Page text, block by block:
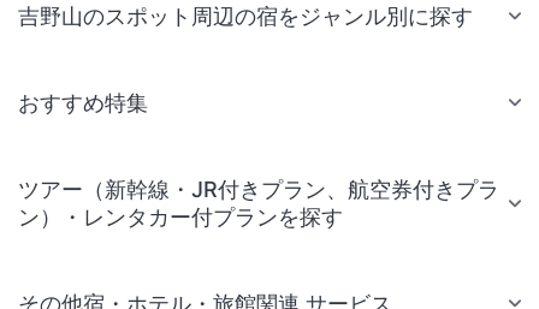
吉野山のスポット周辺の宿をジャンル別に探す
おすすめ特集
ツアー（新幹線・JR付きプラン、航空券付きプラ
ン）・レンタカー付プランを探す
その他宿・ホテル・旅館関連 サービス